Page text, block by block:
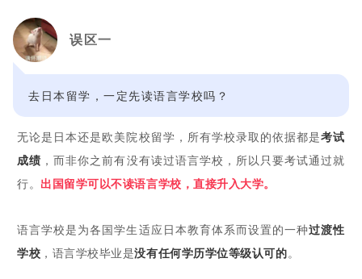
误区一
去日本留学，一定先读语言学校吗？
无论是日本还是欧美院校留学，所有学校录取的依据都是考试
成绩 ，而非你之前有没有读过语言学校，所以只要考试通过就
行。 出国留学可以不读语言学校，直接升入大学。
语言学校是为各国学生适应日本教育体系而设置的一种过渡性
学校 ，语言学校毕业是没有任何学历学位等级认可的。